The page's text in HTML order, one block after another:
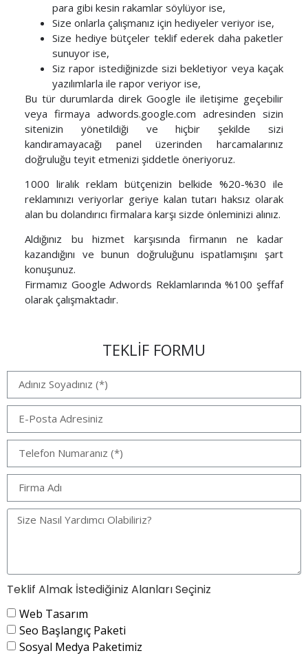
para gibi kesin rakamlar söylüyor ise,
Size onlarla çalışmanız için hediyeler veriyor ise,
Size hediye bütçeler teklif ederek daha paketler
sunuyor ise,
Siz rapor istediğinizde sizi bekletiyor veya kaçak
yazılımlarla ile rapor veriyor ise,
Bu tür durumlarda direk Google ile iletişime geçebilir
veya firmaya adwords.google.com adresinden sizin
sitenizin yönetildiği ve hiçbir şekilde sizi
kandıramayacağı panel üzerinden harcamalarınız
doğruluğu teyit etmenizi şiddetle öneriyoruz.
1000 liralık reklam bütçenizin belkide %20-%30 ile
reklamınızı veriyorlar geriye kalan tutarı haksız olarak
alan bu dolandırıcı firmalara karşı sizde önleminizi alınız.
Aldığınız bu hizmet karşısında firmanın ne kadar
kazandığını ve bunun doğruluğunu ispatlamışını şart
konuşunuz.
Firmamız Google Adwords Reklamlarında %100 şeffaf
olarak çalışmaktadır.
TEKLİF FORMU
Teklif Almak İstediğiniz Alanları Seçiniz
Web Tasarım
Seo Başlangıç Paketi
Sosyal Medya Paketimiz